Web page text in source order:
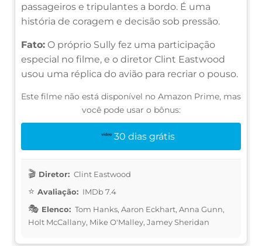
passageiros e tripulantes a bordo. É uma
história de coragem e decisão sob pressão.
Fato: O próprio Sully fez uma participação
especial no filme, e o diretor Clint Eastwood
usou uma réplica do avião para recriar o pouso.
Este filme não está disponível no Amazon Prime, mas
você pode usar o bônus:
30 dias grátis
Diretor: Clint Eastwood
Avaliação: IMDb 7.4
Elenco: Tom Hanks, Aaron Eckhart, Anna Gunn,
Holt McCallany, Mike O'Malley, Jamey Sheridan